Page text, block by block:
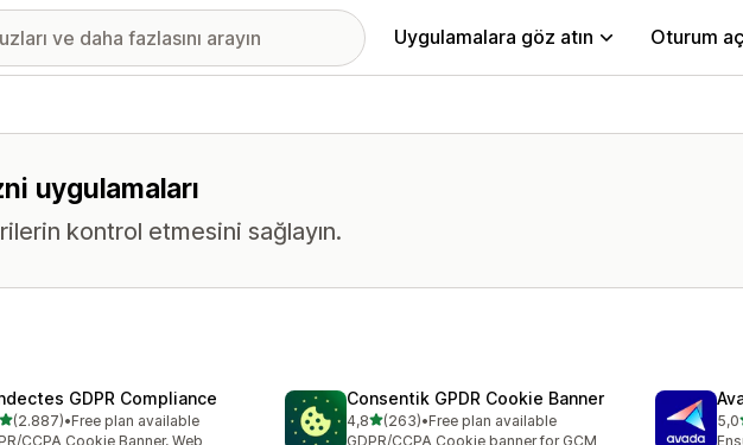
Uygulamalara göz atın Oturum aç
uygulamaları
kontrol etmesini sağlayın.
GDPR Compliance
5 yıldız üzerinden
(2.887)
2887 değerlendirme
•Free plan available
CCPA Cookie Banner, Web
Consentik GPDR Cookie Banner
4,85 yıldız üzerinden
(263)
toplam 263 değerlendirme
•Free plan available
GDPR/CCPA Cookie banner for GCM
5,0